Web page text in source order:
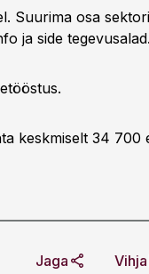
Suurima osa sektori
ja side tegevusalad.
keskmiselt 34 700
Jaga Vihja